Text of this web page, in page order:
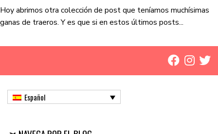
Hoy abrimos otra colección de post que teníamos muchísimas
ganas de traeros. Y es que si en estos últimos posts...
Español